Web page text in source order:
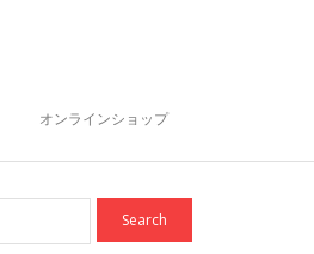
オンラインショップ